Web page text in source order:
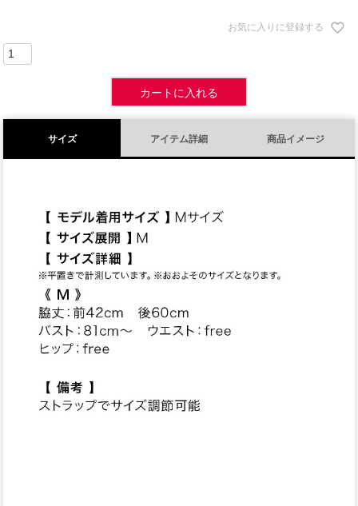
お気に入りに登録する
カートに入れる
サイズ アイテム詳細 商品イメージ